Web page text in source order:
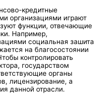
кредитные
организациями играют
функции, отвечающие
Например,
социальная зашита
на благосостоянии
контролировать
государством
органы
лицензирование, а
данной отрасли.